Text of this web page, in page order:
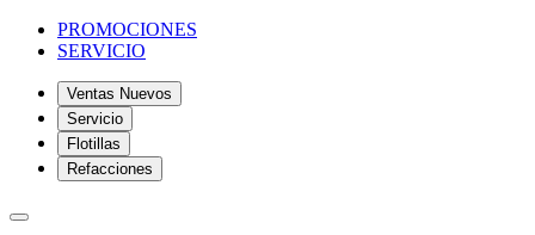
PROMOCIONES
SERVICIO
Ventas Nuevos
Servicio
Flotillas
Refacciones